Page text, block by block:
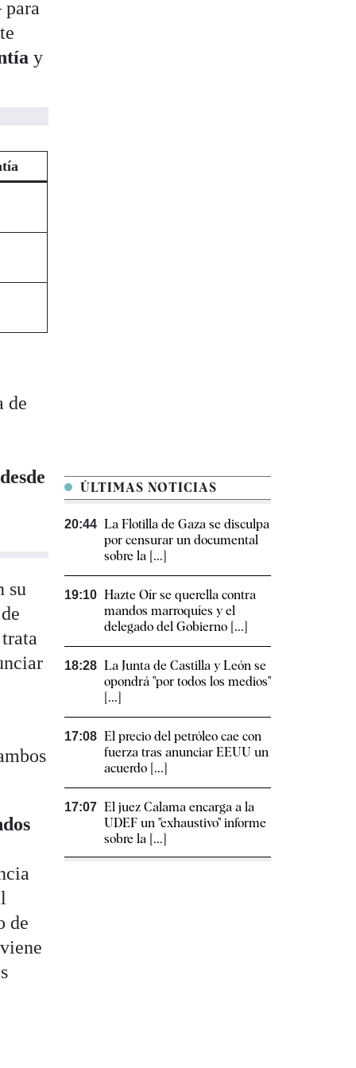
y
de
su
de
ÚLTIMAS NOTICIAS
20:44 La Flotilla de Gaza se disculpa
por censurar un documental
sobre la [...]
19:10 Hazte Oír se querella contra
mandos marroquíes y el
delegado del Gobierno [...]
18:28 La Junta de Castilla y León se
opondrá "por todos los medios"
[...]
17:08 El precio del petróleo cae con
fuerza tras anunciar EEUU un
acuerdo [...]
17:07 El juez Calama encarga a la
UDEF un "exhaustivo" informe
sobre la [...]